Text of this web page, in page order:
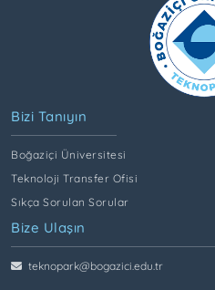
Bizi Tanıyın
Boğaziçi Üniversitesi
Teknoloji Transfer Ofisi
Sıkça Sorulan Sorular
Bize Ulaşın
teknopark@bogazici.edu.tr